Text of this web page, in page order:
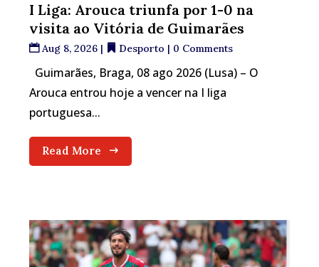
I Liga: Arouca triunfa por 1-0 na
visita ao Vitória de Guimarães
Aug 8, 2026 | Desporto | 0 Comments
Guimarães, Braga, 08 ago 2026 (Lusa) – O
Arouca entrou hoje a vencer na I liga
portuguesa...
Read More